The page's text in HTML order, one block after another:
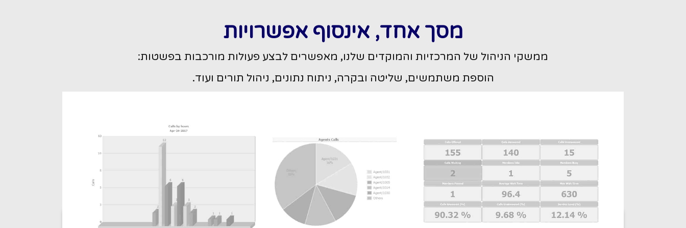
מסך אחד, אינסוף אפשרויות
ממשקי הניהול של המרכזיות והמוקדים שלנו, מאפשרים לבצע פעולות מורכבות בפשטות:
הוספת משתמשים, שליטה ובקרה, ניתוח נתונים, ניהול תורים ועוד.